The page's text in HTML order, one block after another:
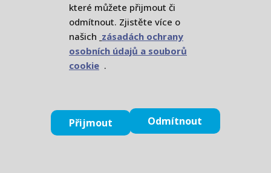
ZÁSADY OCHRANY OSOBNÍCH ÚDAJŮ
ACORUS, z. ú. (2026) /
které můžete přijmout či
odmítnout. Zjistěte více o
našich zásadách ochrany
osobních údajů a souborů
cookie .
Přijmout Odmítnout